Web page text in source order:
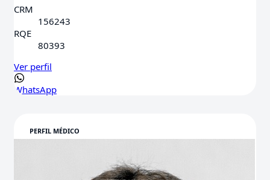
CRM
156243
RQE
80393
Ver perfil
WhatsApp